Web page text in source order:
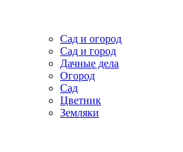
Сад и огород
Сад и город
Дачные дела
Огород
Сад
Цветник
Земляки